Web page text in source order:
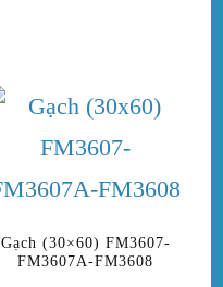
Gạch (30×60) FM3607-
FM3607A-FM3608